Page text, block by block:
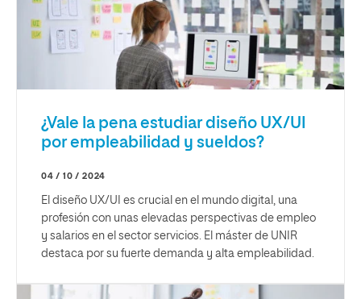
¿Vale la pena estudiar diseño UX/UI
por empleabilidad y sueldos?
04 / 10 / 2024
El diseño UX/UI es crucial en el mundo digital, una
profesión con unas elevadas perspectivas de empleo
y salarios en el sector servicios. El máster de UNIR
destaca por su fuerte demanda y alta empleabilidad.